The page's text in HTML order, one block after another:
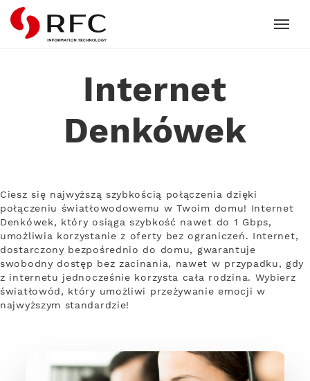
RFC
Internet
Denkówek
Ciesz się najwyższą szybkością połączenia dzięki
połączeniu światłowodowemu w Twoim domu! Internet
Denkówek, który osiąga szybkość nawet do 1 Gbps,
umożliwia korzystanie z oferty bez ograniczeń. Internet,
dostarczony bezpośrednio do domu, gwarantuje
swobodny dostęp bez zacinania, nawet w przypadku, gdy
z internetu jednocześnie korzysta cała rodzina. Wybierz
światłowód, który umożliwi przeżywanie emocji w
najwyższym standardzie!